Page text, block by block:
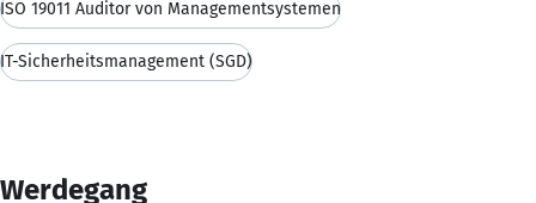
ISO 19011 Auditor von Managementsystemen
IT-Sicherheitsmanagement (SGD)
Werdegang